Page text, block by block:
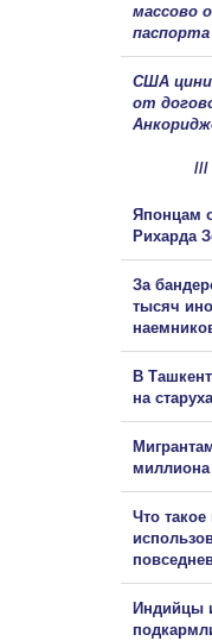
массово
паспорта
США
от
Японцам
Рихарда
За
тысяч
В
на
миллиона
Что такое
Индийцы